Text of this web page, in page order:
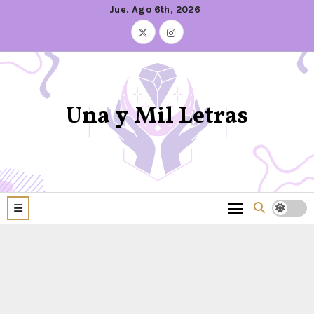
Jue. Ago 6th, 2026
Una y Mil Letras